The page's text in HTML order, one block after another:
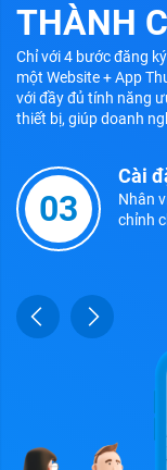
THÀNH
Chỉ với 4 bước đăng
một Website + App
với đầy đủ tính năng
thiết bị, giúp doanh
03
Cài
Nhân
chỉnh